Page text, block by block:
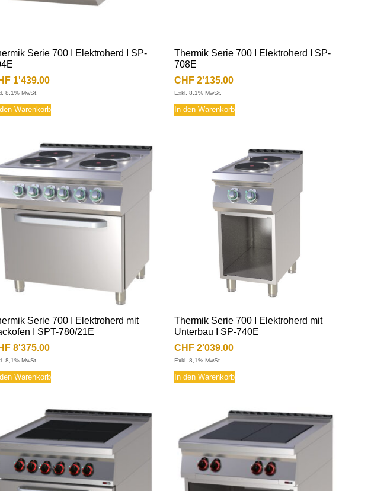
Serie 700 I Elektroherd I SP-
1'439.00
8,1% MwSt.
Warenkorb
Thermik Serie 700 I Elektroherd I SP-
708E
CHF 2'135.00
Exkl. 8,1% MwSt.
In den Warenkorb
Serie 700 I Elektroherd mit
I SPT-780/21E
8'375.00
8,1% MwSt.
Warenkorb
Thermik Serie 700 I Elektroherd mit
Unterbau I SP-740E
CHF 2'039.00
Exkl. 8,1% MwSt.
In den Warenkorb